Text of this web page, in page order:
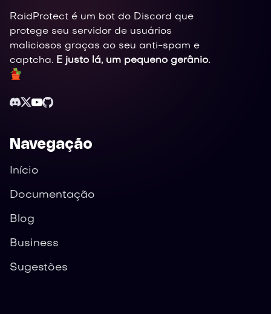
RaidProtect é um bot do Discord que
protege seu servidor de usuários
maliciosos graças ao seu anti-spam e
captcha. E justo lá, um pequeno gerânio.
Navegação
Início
Documentação
Blog
Business
Sugestões